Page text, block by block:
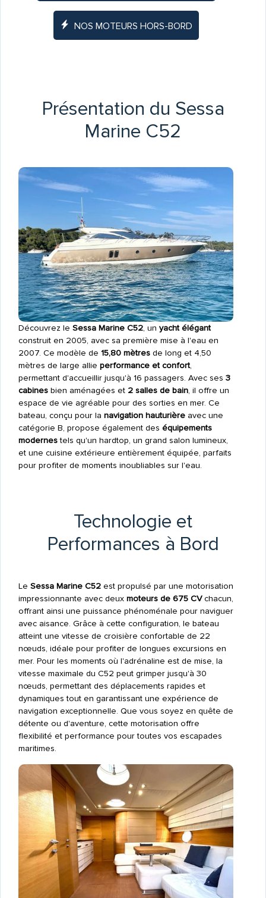
NOS MOTEURS HORS-BORD
Présentation du Sessa
Marine C52
Découvrez le Sessa Marine C52, un yacht élégant
construit en 2005, avec sa première mise à l'eau en
2007. Ce modèle de 15,80 mètresde long et 4,50
mètres de large allie performance et confort,
permettant d'accueillir jusqu'à 16 passagers. Avec ses 3
cabinesbien aménagées et 2 salles de bain, il offre un
espace de vie agréable pour des sorties en mer. Ce
bateau, conçu pour la navigation hauturièreavec une
catégorie B, propose également des équipements
modernestels qu'un hardtop, un grand salon lumineux,
et une cuisine extérieure entièrement équipée, parfaits
pour profiter de moments inoubliables sur l'eau.
Technologie et
Performances à Bord
Le Sessa Marine C52est propulsé par une motorisation
impressionnante avec deux moteurs de 675 CVchacun,
offrant ainsi une puissance phénoménale pour naviguer
avec aisance. Grâce à cette configuration, le bateau
atteint une vitesse de croisière confortable de 22
nœuds, idéale pour profiter de longues excursions en
mer. Pour les moments où l'adrénaline est de mise, la
vitesse maximale du C52 peut grimper jusqu'à 30
nœuds, permettant des déplacements rapides et
dynamiques tout en garantissant une expérience de
navigation exceptionnelle. Que vous soyez en quête de
détente ou d'aventure, cette motorisation offre
flexibilité et performance pour toutes vos escapades
maritimes.